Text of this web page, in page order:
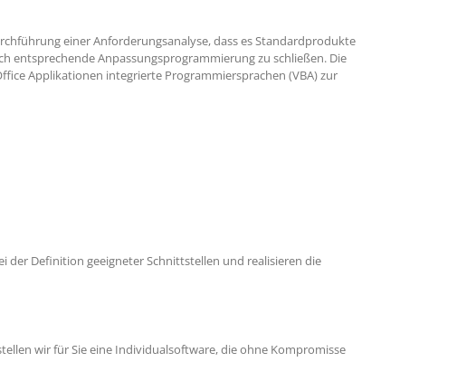
einer Anforderungsanalyse, dass es Standardprodukte
entsprechende Anpassungsprogrammierung zu schließen. Die
Applikationen integrierte Programmiersprachen (VBA) zur
Definition geeigneter Schnittstellen und realisieren die
wir für Sie eine Individualsoftware, die ohne Kompromisse